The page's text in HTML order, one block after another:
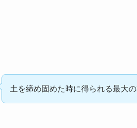
土を締め固めた時に得られる最大